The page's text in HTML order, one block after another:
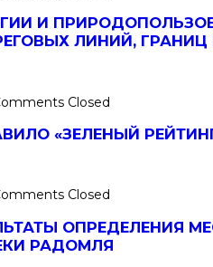
И
ЛИНИЙ,
Closed
«ЗЕЛЕНЫЙ
Closed
ОПРЕДЕЛЕНИЯ
РАДОМЛЯ